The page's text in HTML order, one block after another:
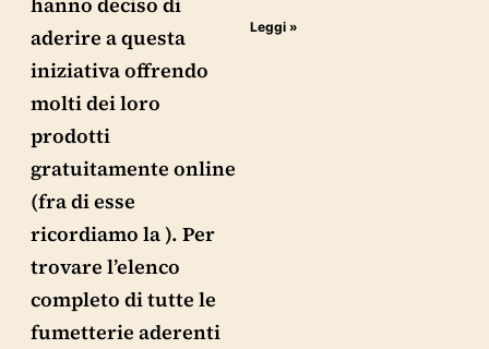
aderire a questa
iniziativa offrendo
molti dei loro
prodotti
gratuitamente online
(fra di esse
ricordiamo la ). Per
trovare l’elenco
completo di tutte le
fumetterie aderenti
Leggi »